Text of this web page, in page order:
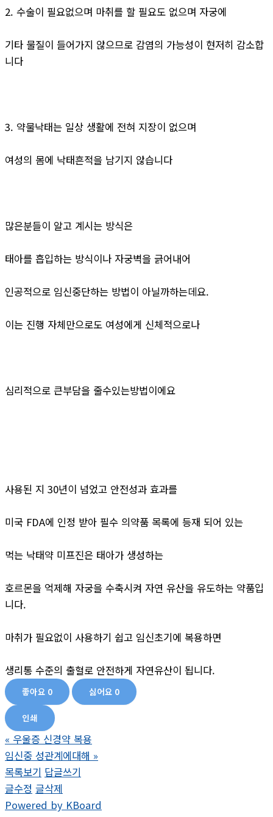
2. 수술이 필요없으며 마취를 할 필요도 없으며 자궁에
기타 물질이 들어가지 않으므로 감염의 가능성이 현저히 감소합
니다
3. 약물낙태는 일상 생활에 전혀 지장이 없으며
여성의 몸에 낙태흔적을 남기지 않습니다
많은분들이 알고 계시는 방식은
태아를 흡입하는 방식이나 자궁벽을 긁어내어
인공적으로 임신중단하는 방법이 아닐까하는데요.
이는 진행 자체만으로도 여성에게 신체적으로나
심리적으로 큰부담을 줄수있는방법이에요
사용된 지 30년이 넘었고 안전성과 효과를
미국 FDA에 인정 받아 필수 의약품 목록에 등재 되어 있는
먹는 낙태약 미프진은 태아가 생성하는
호르몬을 억제해 자궁을 수축시켜 자연 유산을 유도하는 약품입
니다.
마취가 필요없이 사용하기 쉽고 임신초기에 복용하면
생리통 수준의 출혈로 안전하게 자연유산이 됩니다.
좋아요 0 싫어요 0
인쇄
« 우울증 신경약 복용
임신중 성관계에대해 »
목록보기 답글쓰기
글수정 글삭제
Powered by KBoard